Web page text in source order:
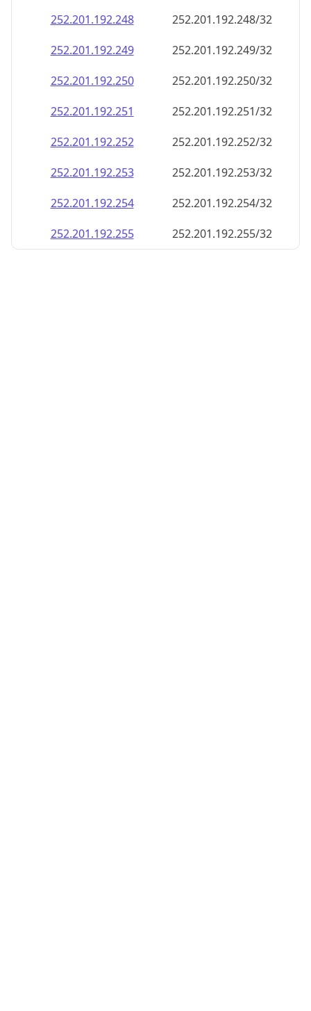
252.201.192.248
252.201.192.248/32
252.201.192.249
252.201.192.249/32
252.201.192.250
252.201.192.250/32
252.201.192.251
252.201.192.251/32
252.201.192.252
252.201.192.252/32
252.201.192.253
252.201.192.253/32
252.201.192.254
252.201.192.254/32
252.201.192.255
252.201.192.255/32